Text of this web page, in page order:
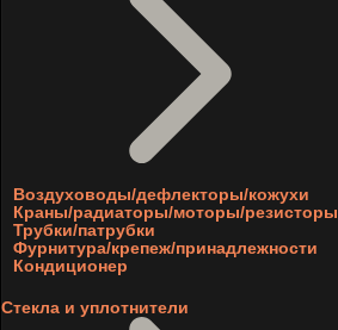
Воздуховоды/дефлекторы/кожухи
Краны/радиаторы/моторы/резисторы
Трубки/патрубки
Фурнитура/крепеж/принадлежности
Кондиционер
Стекла и уплотнители